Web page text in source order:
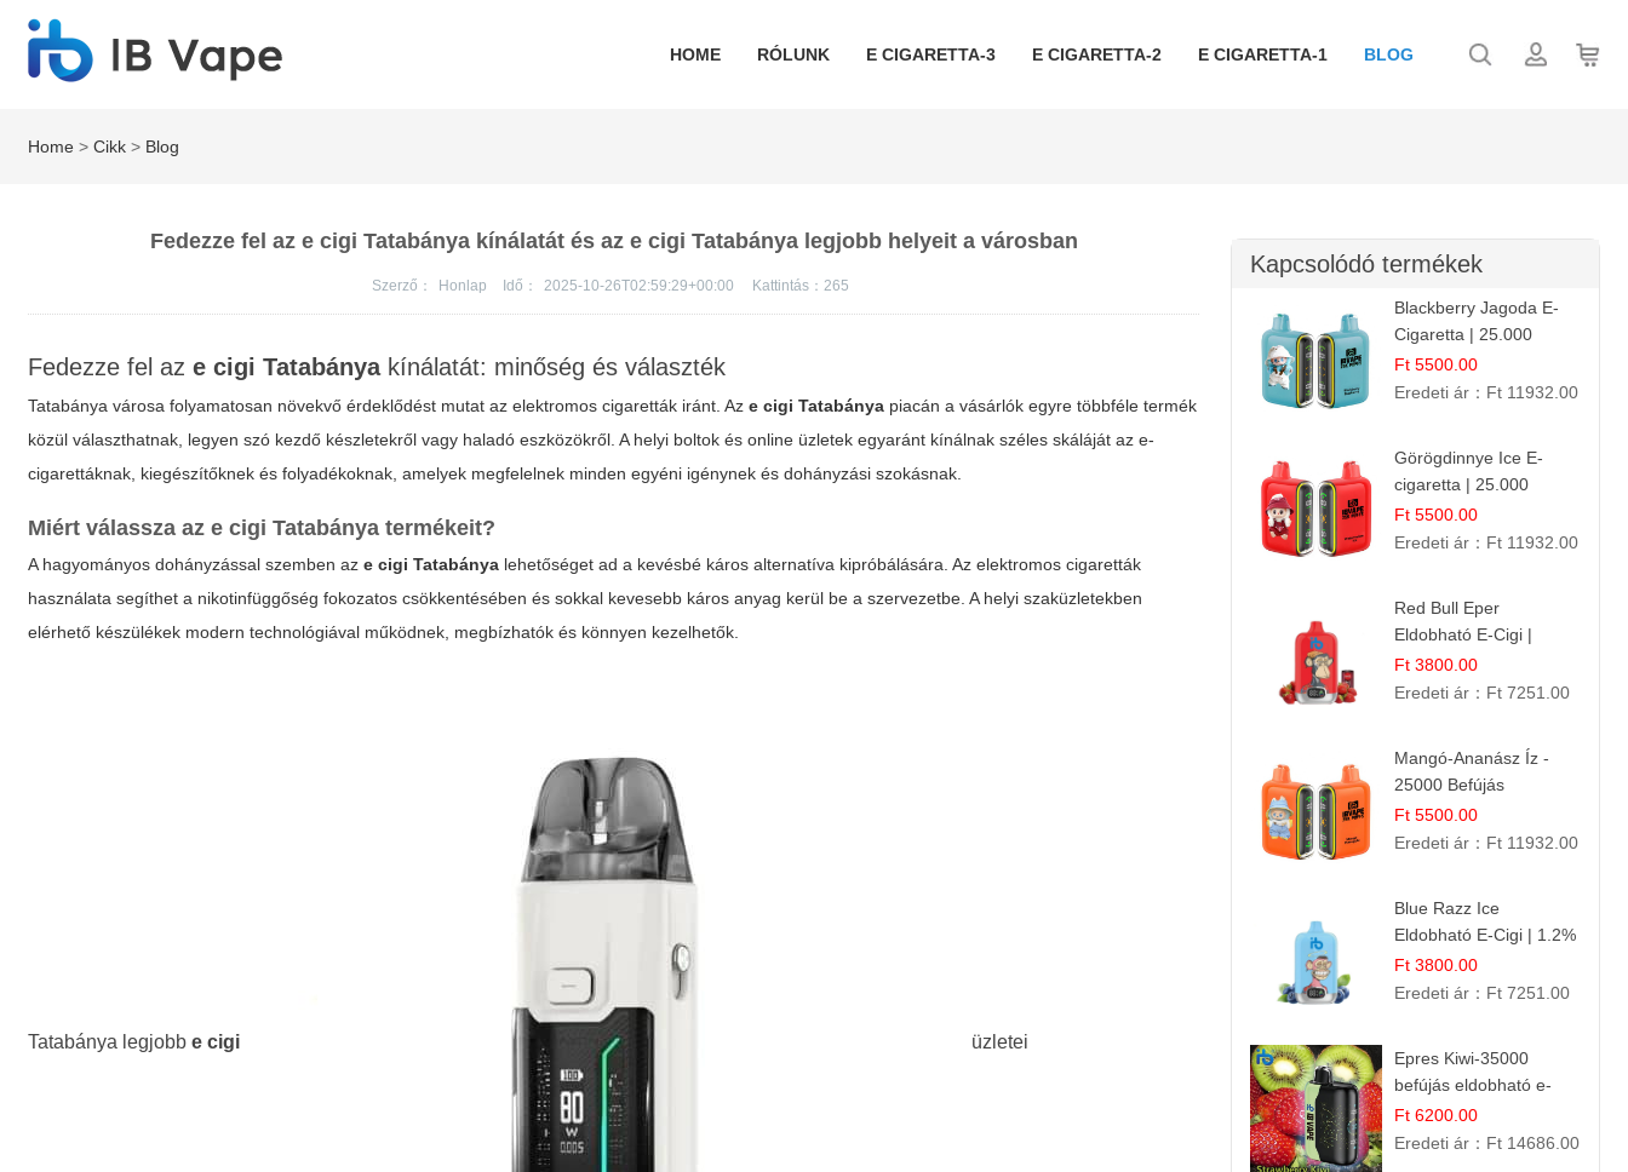
HOME RÓLUNK E CIGARETTA-3 E CIGARETTA-2 E CIGARETTA-1 BLOG
Home >Cikk > Blog
Fedezze fel az e cigi Tatabánya kínálatát és az e cigi Tatabánya legjobb helyeit a városban
Szerző： Honlap Idő： 2025-10-26T02:59:29+00:00 Kattintás：265
Fedezze fel aze cigi Tatabányakínálatát: minőség és választék
Tatabánya városa folyamatosan növekvő érdeklődést mutat az elektromos cigaretták iránt. Aze cigi Tatabánya piacán a vásárlók egyre többféle termék
közül választhatnak, legyen szó kezdő készletekről vagy haladó eszközökről. A helyi boltok és online üzletek egyaránt kínálnak széles skáláját az e-
cigarettáknak, kiegészítőknek és folyadékoknak, amelyek megfelelnek minden egyéni igénynek és dohányzási szokásnak.
Miért válassza aze cigi Tatabánya termékeit?
A hagyományos dohányzással szemben aze cigi Tatabánya lehetőséget ad a kevésbé káros alternatíva kipróbálására. Az elektromos cigaretták
használata segíthet a nikotinfüggőség fokozatos csökkentésében és sokkal kevesebb káros anyag kerül be a szervezetbe. A helyi szaküzletekben
elérhető készülékek modern technológiával működnek, megbízhatók és könnyen kezelhetők.
Tatabánya legjobbe cigi üzletei
Kapcsolódó termékek
Blackberry Jagoda E-
Cigaretta | 25.000
Szívás | Ízesített E-
Liquid
Ft 5500.00
Eredeti ár： Ft 11932.00
Görögdinnye Ice E-
cigaretta | 25.000
Befújás | Premium E-
Liquid
Ft 5500.00
Eredeti ár： Ft 11932.00
Red Bull Eper
Eldobható E-Cigi |
Energiaital Íz | Készülék
Használat
Ft 3800.00
Eredeti ár： Ft 7251.00
Mangó-Ananász Íz -
25000 Befújás
Eldobható E-ciga |
Trópusi Gyümölcs
Ft 5500.00
Eredeti ár： Ft 11932.00
Blue Razz Ice
Eldobható E-Cigi | 1.2%
Nikotin | Jéghideg
Málna Íz
Ft 3800.00
Eredeti ár： Ft 7251.00
Epres Kiwi-35000
befújás eldobható e-
cigaretta
Ft 6200.00
Eredeti ár： Ft 14686.00